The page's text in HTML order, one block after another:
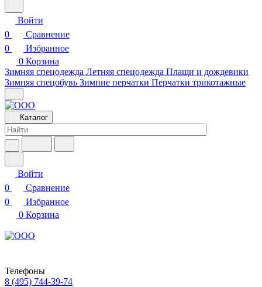
Войти
0
Сравнение
0
Избранное
0 Корзина
Зимняя спецодежда Летняя спецодежда Плащи и дождевики
Зимняя спецобувь Зимние перчатки Перчатки трикотажные
Каталог
Войти
0
Сравнение
0
Избранное
0 Корзина
Телефоны
8 (495) 744-39-74